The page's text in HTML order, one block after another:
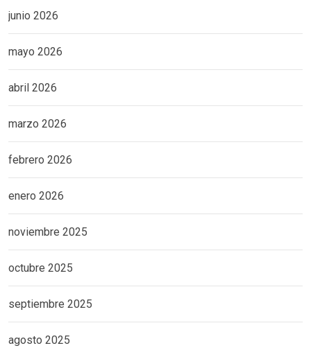
junio 2026
mayo 2026
abril 2026
marzo 2026
febrero 2026
enero 2026
noviembre 2025
octubre 2025
septiembre 2025
agosto 2025